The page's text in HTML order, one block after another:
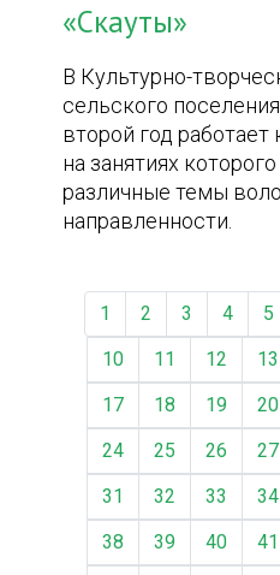
«Скауты»
В Культурно-
сельского
второй год работает
на занятиях
различные темы
направленности.
1 2 3 4 5
10
11 12 13
17
18 19 20
24
25 26 27
31
32 33 34
38
39 40 41